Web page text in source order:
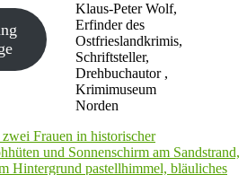
Klaus-Peter Wolf,
Erfinder des
Ostfrieslandkrimis,
Schriftsteller,
Drehbuchautor ,
Krimimuseum
Norden